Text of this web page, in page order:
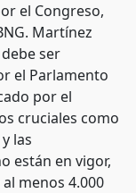
el Congreso,
Martínez
ser
el Parlamento
por el
cruciales como
las
están en vigor,
menos 4.000